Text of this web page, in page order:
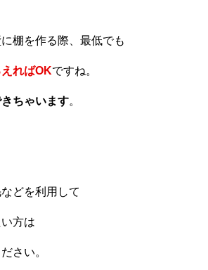
棚を作る際、最低でも
ればOKですね。
ちゃいます。
どを利用して
方は
さい。